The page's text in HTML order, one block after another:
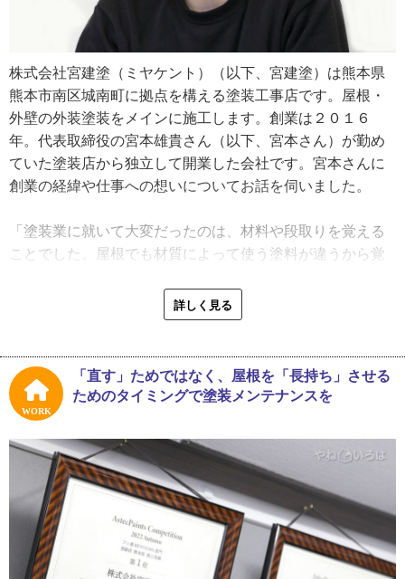
株式会社宮建塗（ミヤケント）（以下、宮建塗）は熊本県
熊本市南区城南町に拠点を構える塗装工事店です。屋根・
外壁の外装塗装をメインに施工します。創業は２０１６
年。代表取締役の宮本雄貴さん（以下、宮本さん）が勤め
ていた塗装店から独立して開業した会社です。宮本さんに
創業の経緯や仕事への想いについてお話を伺いました。
「塗装業に就いて大変だったのは、材料や段取りを覚える
ことでした。屋根でも材質によって使う塗料が違うから覚
も、新しい材料や工法が次々と出てくるので、覚えなくて
はいけないことは山ほどありますけどね」
中学卒業後、すぐに社会人になった宮本さん。勤め始めた
時の苦労を尋ねたところ、懐かしそうにこう話してくれま
した。建設業で１０年ほど従事して様々な分野で経験を積
件により現場が変わり、常に新鮮な気持ちで施工できるこ
とが宮本さんにとって魅力だったと話します。
「実は独立したらある程度自分のペースで働くことができ
るかなと思っていたんです。でもそれは甘い考えでした
ね。とても忙しくて勤め人の頃より休めなくなりました
詳しく見る
WORK
「直す」ためではなく、屋根を「長持ち」させる
ためのタイミングで塗装メンテナンスを